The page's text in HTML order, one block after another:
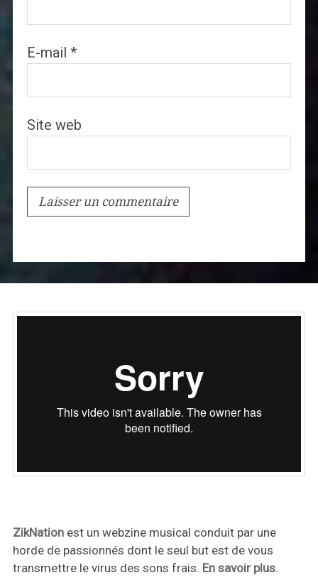
E-mail *
Site web
ZikNationest un webzine musical conduit par une
horde de passionnés dont le seul but est de vous
transmettre le virus des sons frais. En savoir plus.